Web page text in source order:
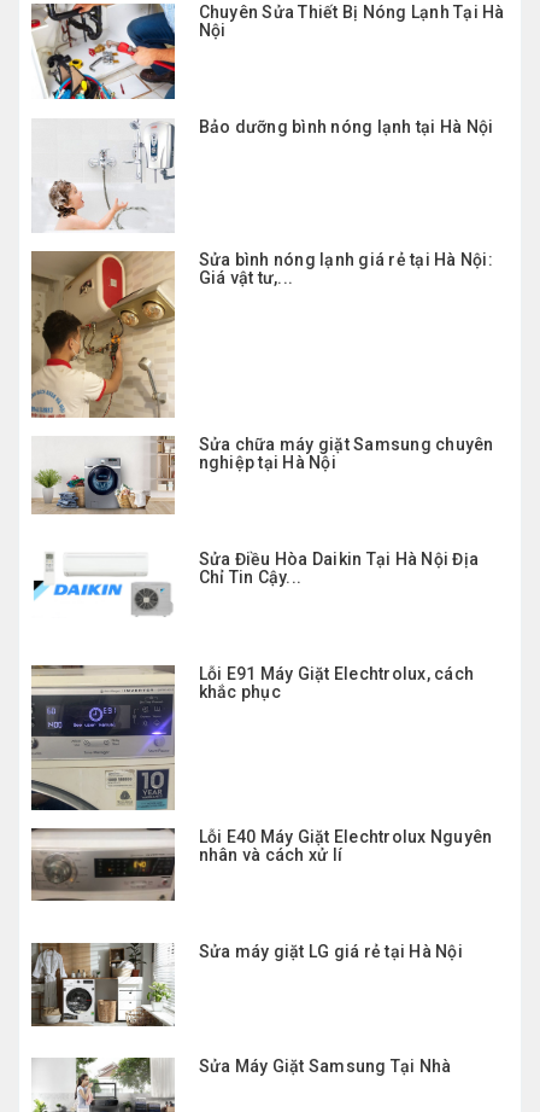
Chuyên Sửa Thiết Bị Nóng Lạnh Tại Hà
Nội
Bảo dưỡng bình nóng lạnh tại Hà Nội
Sửa bình nóng lạnh giá rẻ tại Hà Nội:
Giá vật tư,...
Sửa chữa máy giặt Samsung chuyên
nghiệp tại Hà Nội
Sửa Điều Hòa Daikin Tại Hà Nội Địa
Chỉ Tin Cậy...
Lỗi E91 Máy Giặt Elechtrolux, cách
khắc phục
Lỗi E40 Máy Giặt Elechtrolux Nguyên
nhân và cách xử lí
Sửa máy giặt LG giá rẻ tại Hà Nội
Sửa Máy Giặt Samsung Tại Nhà